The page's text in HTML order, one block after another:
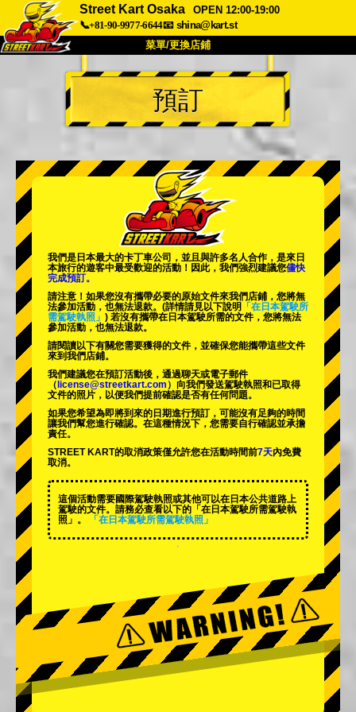
Street Kart Osaka
OPEN 12:00-19:00
📞+81-90-9977-6644📧 shina@kart.st
菜單/更換店鋪
首頁
關於 規格 價格
公司 預訂
更換店鋪
東京秋葉原#2
東京澀谷附屬 東京灣
東京淺草 大阪
沖繩
預訂
我們是日本最大的卡丁車公司，並且與許多名人合作，是來日
本旅行的遊客中最受歡迎的活動 ！因此，我們強烈建議您儘快
完成預訂。
請注意！如果您沒有攜帶必要的原始文件來我們店鋪，您將無
法參加活動，也無法退款。 (詳情請見以下說明
「在日本駕駛所
需駕駛執照」 ) 若沒有攜帶在日本駕駛所需的文件，您將無法
參加活動，也無法退款。
請閱讀以下有關您需要獲得的文件，並確保您能攜帶這些文件
來到我們店鋪。
我們建議您在預訂活動後，通過聊天或電子郵件
（ license@streetkart.com ）向我們發送駕駛執照和已取得
文件的照片，以便我們提前確認是否有任何問題。
如果您希望為即將到來的日期進行預訂，可能沒有足夠的時間
讓我們幫您進行確認。在這種情況下，您需要自行確認並承擔
責任。
STREET KART的取消政策僅允許您在活動時間前7天內免費
取消。
這個活動需要國際駕駛執照或其他可以在日本公共道路上
駕駛的文件。請務必查看以下的「在日本駕駛所需駕駛執
照」。
「在日本駕駛所需駕駛執照」